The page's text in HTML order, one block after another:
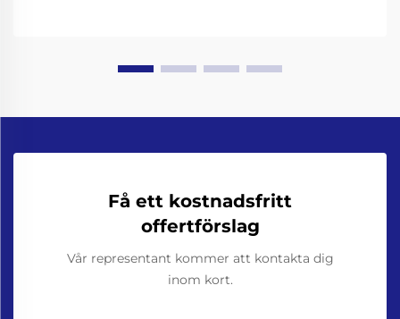
Få ett kostnadsfritt
offertförslag
Vår representant kommer att kontakta dig
inom kort.